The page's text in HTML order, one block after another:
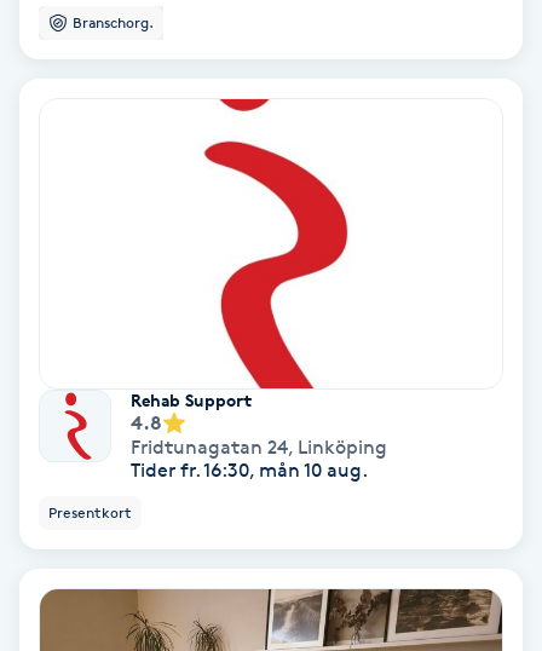
Katun fransar
Klangmassage
Klippning ungdom
Branschorg.
Rehab Support
4.8
Fridtunagatan 24, Linköping
Tider fr. 16:30, mån 10 aug.
Presentkort